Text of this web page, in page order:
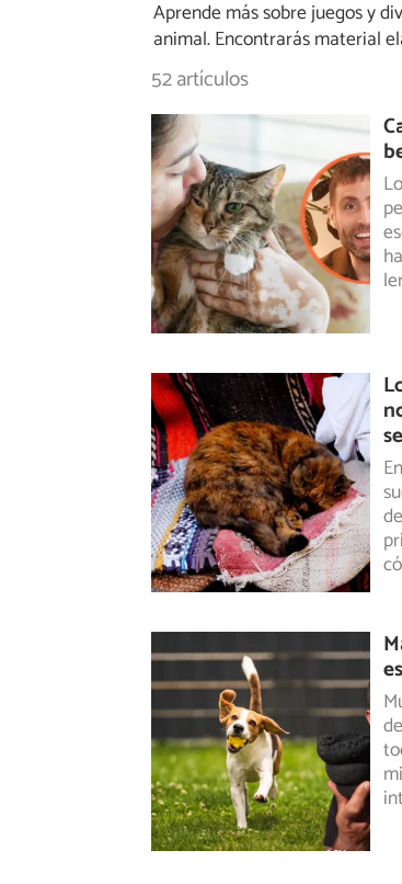
Aprende más sobre juegos y
animal. Encontrarás material
52 artículos